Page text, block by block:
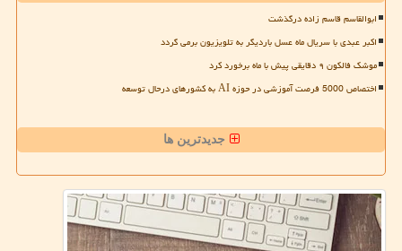
ابوالقاسم قاسم زاده درگذشت
اکبر عبدی با سریال ماه عسل باردیگر به تلویزیون برمی گردد
موشک فالکون ۹ دقایقی پیش با ماه برخورد کرد
اختصاص 5000 فرصت آموزشی در حوزه AI به کشورهای درحال توسعه
جدیدترین ها